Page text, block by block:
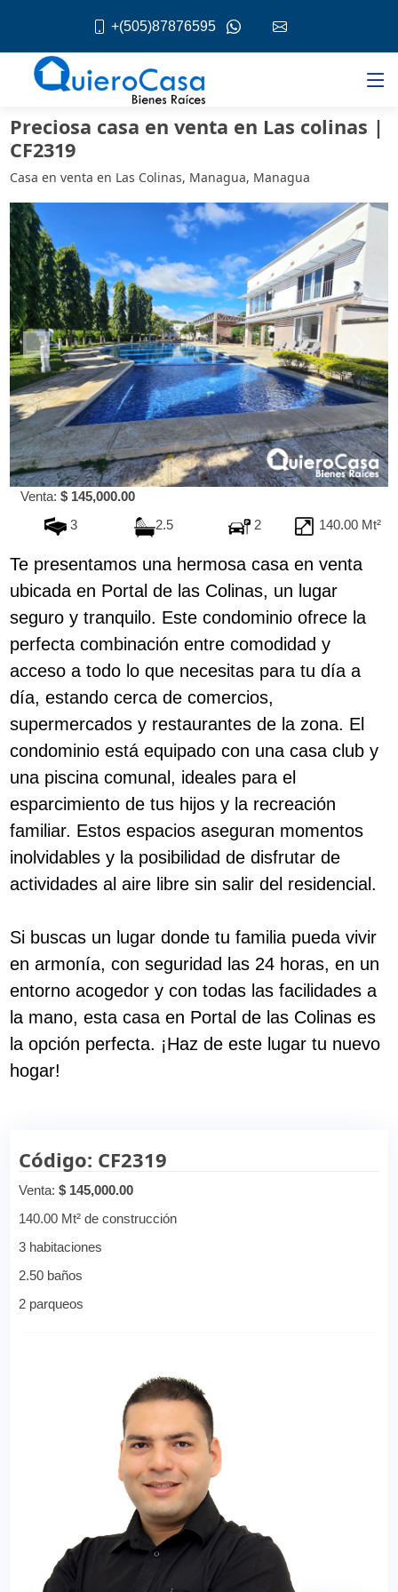
+(505)87876595
Preciosa casa en venta en Las colinas |
CF2319
Casa en venta en Las Colinas, Managua, Managua
Venta: $ 145,000.00
3
2.5 2 140.00 Mt²
Te presentamos una hermosa casa en venta
ubicada en Portal de las Colinas, un lugar
seguro y tranquilo. Este condominio ofrece la
perfecta combinación entre comodidad y
acceso a todo lo que necesitas para tu día a
día, estando cerca de comercios,
supermercados y restaurantes de la zona. El
condominio está equipado con una casa club y
una piscina comunal, ideales para el
esparcimiento de tus hijos y la recreación
familiar. Estos espacios aseguran momentos
inolvidables y la posibilidad de disfrutar de
actividades al aire libre sin salir del residencial.
Si buscas un lugar donde tu familia pueda vivir
en armonía, con seguridad las 24 horas, en un
entorno acogedor y con todas las facilidades a
la mano, esta casa en Portal de las Colinas es
la opción perfecta. ¡Haz de este lugar tu nuevo
hogar!
Código: CF2319
Venta:$ 145,000.00
140.00 Mt² de construcción
3 habitaciones
2.50 baños
2 parqueos